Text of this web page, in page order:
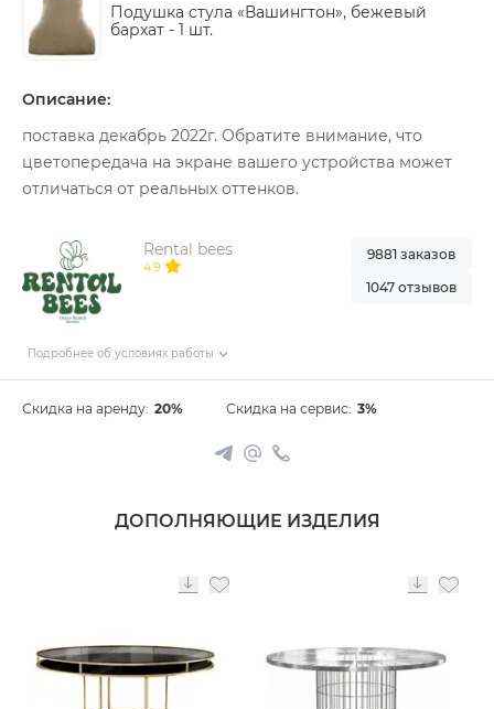
Подушка стула «Вашингтон», бежевый
бархат - 1 шт.
Описание:
поставка декабрь 2022г. Обратите внимание, что
цветопередача на экране вашего устройства может
отличаться от реальных оттенков.
Rental bees
4.9
Подробнее об условиях работы
9881 заказов
1047 отзывов
Скидка на аренду: 20% Скидка на сервис: 3%
ДОПОЛНЯЮЩИЕ ИЗДЕЛИЯ